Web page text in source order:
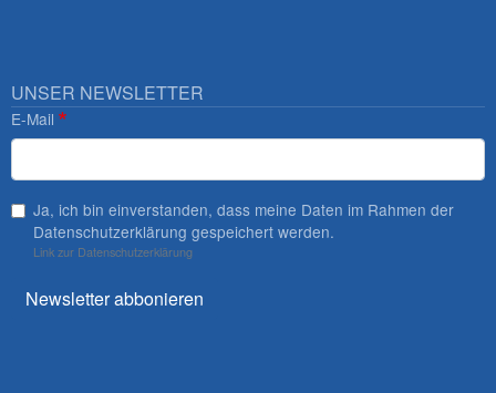
UNSER NEWSLETTER
E-Mail
Ja, ich bin einverstanden, dass meine Daten im Rahmen der
Datenschutzerklärung gespeichert werden.
Link zur Datenschutzerklärung
Newsletter abbonieren